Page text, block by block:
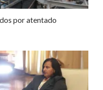
por atentado